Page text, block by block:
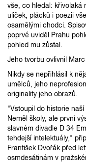
vše, co hledal: křivolaká
uliček, plácků i poezii
osamělými chodci.
poprvé uviděl Prahu
pohled mu zůstal.
Jeho tvorbu ovlivnil
Nikdy se nepřihlásil k
umělců, jeho
originality jeho obrazů.
"Vstoupil do historie
Neměl školy, ale první
slavném divadle D 34
tehdejší intelektuály,"
František Dvořák před
osmdesátinám v